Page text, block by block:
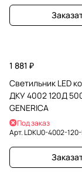
1 881 ₽
Светильник LED
ДКУ 4002 120Д
GENERICA
Под заказ
Арт. LDKU0-4002-